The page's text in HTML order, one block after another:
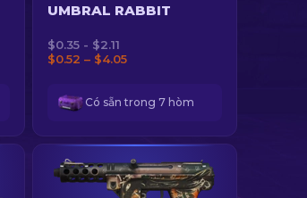
UMBRAL RABBIT
$0.35 - $2.11
$0.52 – $4.05
Có sẵn trong 7 hòm